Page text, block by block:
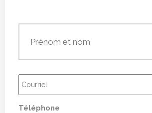
Prénom
nom *
Courriel *
Téléphone